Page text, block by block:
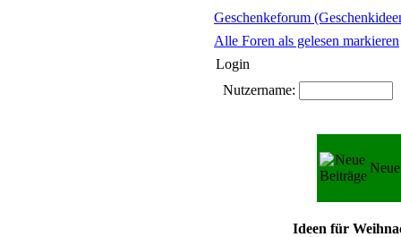
Geschenkeforum
Alle Foren als gelesen markieren
Login
Nutzername:
Ideen für